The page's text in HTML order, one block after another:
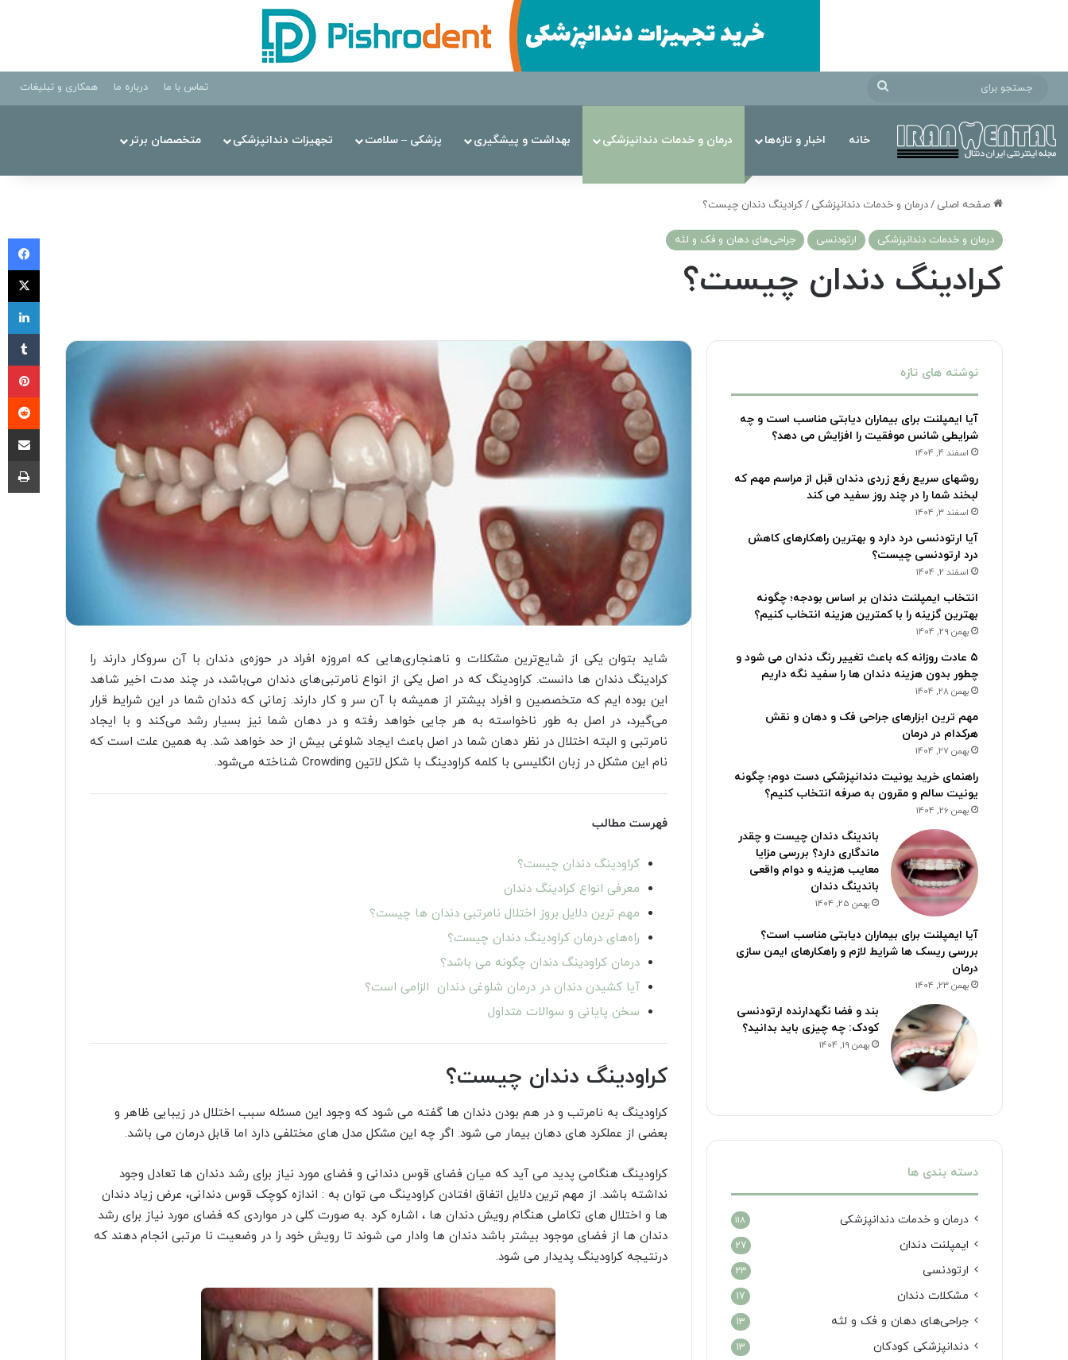
جستجو
تماس با ما درباره ما همکاری و تبلیغات
خانه اخبار و تازه‌ها درمان‌ و خدمات دندانپزشکی بهداشت و پیشگیری پزشکی – سلامت تجهیزات دندانپزشکی متخصصان برتر
صفحه اصلی /درمان‌ و خدمات دندانپزشکی /کرادینگ دندان چیست؟
درمان‌ و خدمات دندانپزشکی ارتودنسی جراحی‌های دهان و فک و لثه
کرادینگ دندان چیست؟
شاید بتوان یکی از شایع‌ترین مشکلات و ناهنجاری‌هایی که امروزه افراد در حوزه‌ی دندان با آن سروکار دارند را
کرادینگ دندان ها دانست. کراودینگ که در اصل یکی از انواع نامرتبی‌های دندان می‌باشد، در چند مدت اخیر شاهد
این بوده‎ ایم که متخصصین و افراد بیشتر از همیشه با آن سر و کار دارند. زمانی که دندان شما در این شرایط قرار
می‌گیرد، در اصل به طور ناخواسته به هر جایی خواهد رفته و در دهان شما نیز بسیار رشد می‌کند و با ایجاد
نامرتبی و البته اختلال در نظر دهان شما در اصل باعث ایجاد شلوغی بیش از حد خواهد شد. به همین علت است که
نام این مشکل در زبان انگلیسی با کلمه‌ کراودینگ با شکل لاتین Crowding شناخته می‌شود.
فهرست مطالب
کراودینگ دندان چیست؟
معرفی انواع کرادینگ دندان
مهم ترین دلایل بروز اختلال نامرتبی دندان ها چیست؟
راه‌های درمان کراودینگ دندان چیست؟
درمان کراودینگ دندان چگونه می باشد؟
آیا کشیدن دندان در درمان شلوغی دندان الزامی است؟
سخن پایانی و سوالات متداول
کراودینگ دندان چیست؟
کراودینگ به نامرتب و در هم بودن دندان ها گفته می شود که وجود این مسئله سبب اختلال در زیبایی ظاهر و
بعضی از عملکرد های دهان بیمار می شود. اگر چه این مشکل مدل های مختلفی دارد اما قابل درمان می باشد.
کراودینگ هنگامی پدید می آید که میان فضای قوس دندانی و فضای مورد نیاز برای رشد دندان ها تعادل وجود
نداشته باشد. از مهم ترین دلایل اتفاق افتادن کراودینگ می توان به : اندازه کوچک قوس دندانی، عرض زیاد دندان
ها و اختلال های تکاملی هنگام رویش دندان ها ، اشاره کرد .به صورت کلی در مواردی که فضای مورد نیاز برای رشد
دندان ها از فضای موجود بیشتر باشد دندان ها وادار می شوند تا رویش خود را در وضعیت نا مرتبی انجام دهند که
درنتیجه کراودینگ پدیدار می شود.
نوشته های تازه
آیا ایمپلنت برای بیماران دیابتی مناسب است و چه
شرایطی شانس موفقیت را افزایش می دهد؟
اسفند 4, 1404
روشهای سریع رفع زردی دندان قبل از مراسم مهم که
لبخند شما را در چند روز سفید می کند
اسفند 3, 1404
آیا ارتودنسی درد دارد و بهترین راهکارهای کاهش
درد ارتودنسی چیست؟
اسفند 2, 1404
انتخاب ایمپلنت دندان بر اساس بودجه؛ چگونه
بهترین گزینه را با کمترین هزینه انتخاب کنیم؟
بهمن 29, 1404
۵ عادت روزانه که باعث تغییر رنگ دندان می شود و
چطور بدون هزینه دندان ها را سفید نگه داریم
بهمن 28, 1404
مهم ترین ابزارهای جراحی فک و دهان و نقش
هرکدام در درمان
بهمن 27, 1404
راهنمای خرید یونیت دندانپزشکی دست دوم؛ چگونه
یونیت سالم و مقرون به صرفه انتخاب کنیم؟
بهمن 26, 1404
باندینگ دندان چیست و چقدر
ماندگاری دارد؟ بررسی مزایا
معایب هزینه و دوام واقعی
باندینگ دندان
بهمن 25, 1404
آیا ایمپلنت برای بیماران دیابتی مناسب است؟
بررسی ریسک ها شرایط لازم و راهکارهای ایمن سازی
درمان
بهمن 23, 1404
بند و فضا نگهدارنده ارتودنسی
کودک: چه چیزی باید بدانید؟
بهمن 19, 1404
دسته بندی ها
درمان‌ و خدمات دندانپزشکی 118
ایمپلنت دندان 27
ارتودنسی 23
مشکلات دندان 17
جراحی‌های دهان و فک و لثه 13
دندانپزشکی کودکان 13
X
اشتراک